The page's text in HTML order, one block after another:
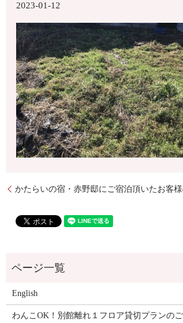
2023-01-12
かたらいの宿・赤野邸にご宿泊頂いたお客
English
わんこOK！別館離れ１フロア貸切プランの